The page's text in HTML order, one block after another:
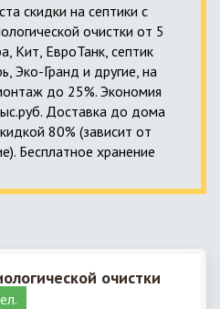
скидки на септики с
очистки от 5
Кит, ЕвроТанк, септик
Эко-Гранд и другие, на
до 25%. Экономия
Доставка до дома
80% (зависит от
Бесплатное хранение
очистки